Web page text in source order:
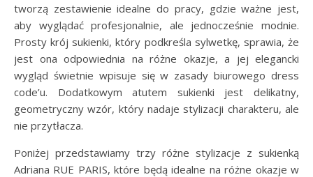
tworzą zestawienie idealne do pracy, gdzie ważne jest,
aby wyglądać profesjonalnie, ale jednocześnie modnie.
Prosty krój sukienki, który podkreśla sylwetkę, sprawia, że
jest ona odpowiednia na różne okazje, a jej elegancki
wygląd świetnie wpisuje się w zasady biurowego dress
code’u. Dodatkowym atutem sukienki jest delikatny,
geometryczny wzór, który nadaje stylizacji charakteru, ale
nie przytłacza.
Poniżej przedstawiamy trzy różne stylizacje z sukienką
Adriana RUE PARIS, które będą idealne na różne okazje w